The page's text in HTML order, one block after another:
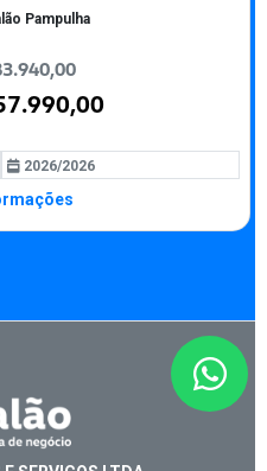
Pampulha
2026/2026